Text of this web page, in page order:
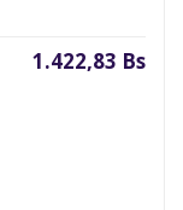
1.422,83 Bs